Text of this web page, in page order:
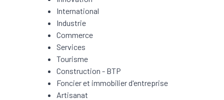
International
Industrie
Commerce
Services
Tourisme
Construction - BTP
Foncier et immobilier d'entreprise
Artisanat